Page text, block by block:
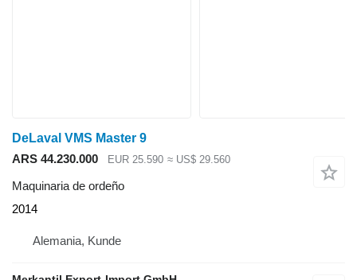
DeLaval VMS Master 9
ARS 44.230.000
EUR 25.590 ≈ US$ 29.560
Maquinaria de ordeño
2014
Alemania, Kunde